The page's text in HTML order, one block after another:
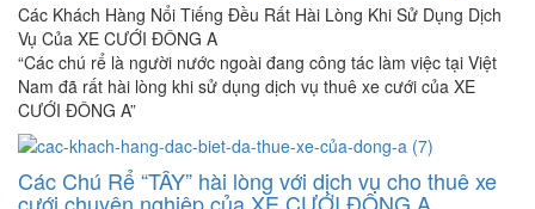
Các Khách Hàng Nổi Tiếng Đều Rất Hài Lòng Khi Sử Dụng Dịch
Vụ Của XE CƯỚI ĐÔNG A
“Các chú rể là người nước ngoài đang công tác làm việc tại Việt
Nam đã rất hài lòng khi sử dụng dịch vụ thuê xe cưới của XE
CƯỚI ĐÔNG A”
Các Chú Rể “TÂY” hài lòng với dịch vụ cho thuê xe
cưới chuyên nghiệp của XE CƯỚI ĐÔNG A